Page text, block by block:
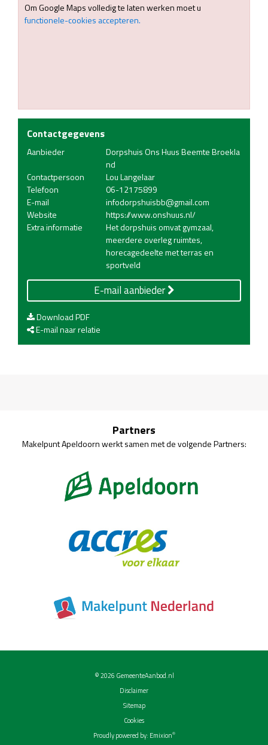
Om Google Maps volledig te laten werken moet u
functionele-cookies accepteren.
Contactgegevens
Aanbieder
Dorpshuis Ons Huus Beemte Broekla
nd
Contactpersoon
Lou Langelaar
Telefoon
06-12175899
E-mail
infodorpshuisbb@gmail.com
Website
https://www.onshuus.nl/
Extra informatie
Het dorpshuis omvat gymzaal,
meerdere overleg ruimtes,
horecagedeelte met terras en
sportveld
E-mail aanbieder
Download PDF
E-mail naar relatie
Partners
Makelpunt Apeldoorn werkt samen met de volgende Partners:
© 2026 GemeenteAanbod.nl
Disclaimer
Sitemap
Cookies
Proudly powered by: Emixion®